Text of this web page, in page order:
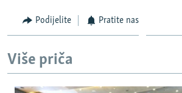
Podijelite Pratite nas
Više priča